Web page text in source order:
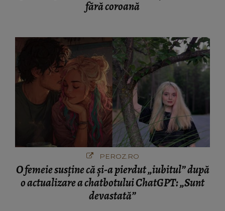
fără coroană
PEROZ.RO
O femeie susține că și-a pierdut „iubitul” după
o actualizare a chatbotului ChatGPT: „Sunt
devastată”